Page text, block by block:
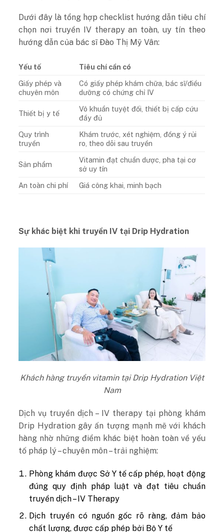
Dưới đây là tổng hợp checklist hướng dẫn tiêu chí
chọn nơi truyền IV therapy an toàn, uy tín theo
hướng dẫn của bác sĩ Đào Thị Mỹ Vân:
Yếu tố
Tiêu chí cần có
Giấy phép và
chuyên môn
Có giấy phép khám chữa, bác sĩ/điều
dưỡng có chứng chỉ IV
Thiết bị y tế
Vô khuẩn tuyệt đối, thiết bị cấp cứu
đầy đủ
Quy trình
truyền
Khám trước, xét nghiệm, đồng ý rủi
ro, theo dõi sau truyền
Sản phẩm
Vitamin đạt chuẩn dược, pha tại cơ
sở uy tín
An toàn chi phí
Giá công khai, minh bạch
Sự khác biệt khi truyền IV tại Drip Hydration
Khách hàng truyền vitamin tại Drip Hydration Việt
Nam
Dịch vụ truyền dịch – IV therapy tại phòng khám
Drip Hydration gây ấn tượng mạnh mẽ với khách
hàng nhờ những điểm khác biệt hoàn toàn về yếu
tố pháp lý – chuyên môn – trải nghiệm:
Phòng khám được Sở Y tế cấp phép, hoạt động
đúng quy định pháp luật và đạt tiêu chuẩn
truyền dịch – IV Therapy
Dịch truyền có nguồn gốc rõ ràng, đảm bảo
chất lượng, được cấp phép bởi Bộ Y tế